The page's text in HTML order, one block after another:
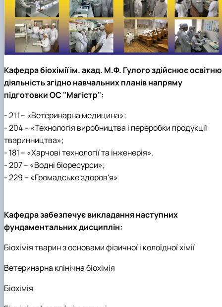
Кафедра біохімії ім. акад. М.Ф. Гулого здійснює освітню
діяльність згідно навчальних планів напряму
підготовки ОС "Магістр":
- 211 – «Ветеринарна медицина»;
- 204 – «Технологія виробництва і переробки продукції
тваринництва»;
- 181 – «Харчові технології та інженерія».
- 207 – «Водні біоресурси»;
- 229 – «Громадське здоров'я»
Кафедра забезпечує викладання наступних
фундаментальних дисциплін:
Біохімія тварин з основами фізичної і колоїдної хімії
Ветеринарна клінічна біохімія
Біохімія